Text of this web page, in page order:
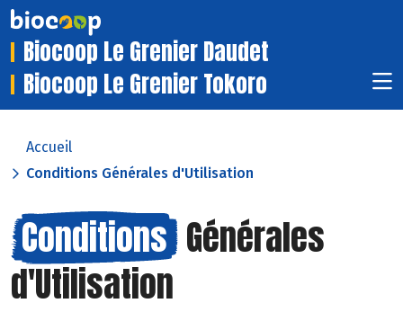
Biocoop Le Grenier Daudet
Biocoop Le Grenier Tokoro
Accueil
Conditions Générales d'Utilisation
Conditions Générales
d'Utilisation